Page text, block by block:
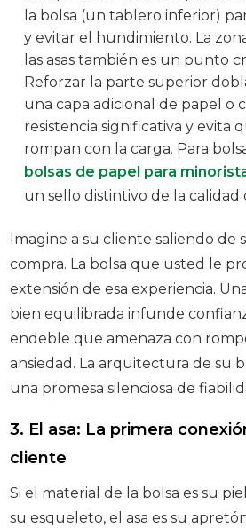
la bolsa (un tablero inferior)
y evitar el hundimiento. La
las asas también es un punto
Reforzar la parte superior
una capa adicional de papel o
resistencia significativa y evita
rompan con la carga. Para
bolsas de papel para
un sello distintivo de la calidad
Imagine a su cliente saliendo de
compra. La bolsa que usted le
extensión de esa experiencia.
bien equilibrada infunde
endeble que amenaza con
ansiedad. La arquitectura de su
una promesa silenciosa de
3. El asa: La primera
cliente
Si el material de la bolsa es su
su esqueleto, el asa es su